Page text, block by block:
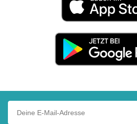
im
App
Jetzt
Google